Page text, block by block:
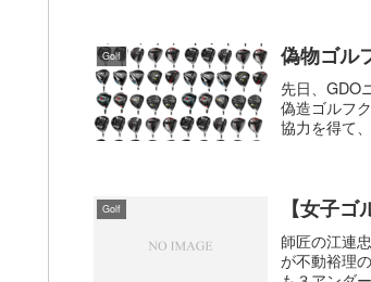
Golf 偽物ゴル
先日、GDO
偽造ゴルフ
協力を得て
Golf 【女子
師匠の江連
が不動裕理